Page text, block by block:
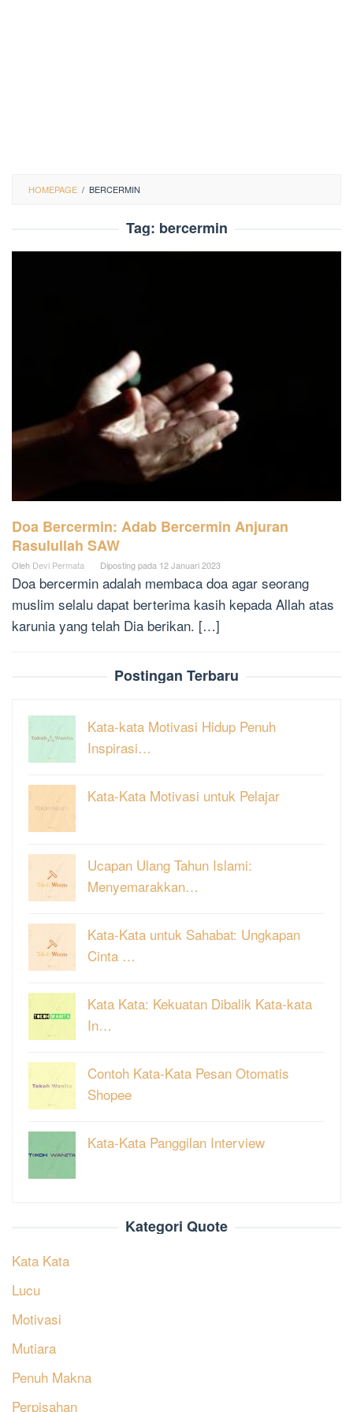
HOMEPAGE / BERCERMIN
Tag: bercermin
Doa Bercermin: Adab Bercermin Anjuran
Rasulullah SAW
Oleh Devi Permata Diposting pada 12 Januari 2023
Doa bercermin adalah membaca doa agar seorang
muslim selalu dapat berterima kasih kepada Allah atas
karunia yang telah Dia berikan. […]
Postingan Terbaru
Kata-kata Motivasi Hidup Penuh
Inspirasi…
Kata-Kata Motivasi untuk Pelajar
Ucapan Ulang Tahun Islami:
Menyemarakkan…
Kata-Kata untuk Sahabat: Ungkapan
Cinta …
Kata Kata: Kekuatan Dibalik Kata-kata
In…
Contoh Kata-Kata Pesan Otomatis
Shopee
Kata-Kata Panggilan Interview
Kategori Quote
Kata Kata
Lucu
Motivasi
Mutiara
Penuh Makna
Perpisahan